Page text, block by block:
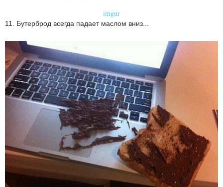
imgur
11. Бутерброд всегда падает маслом вниз...